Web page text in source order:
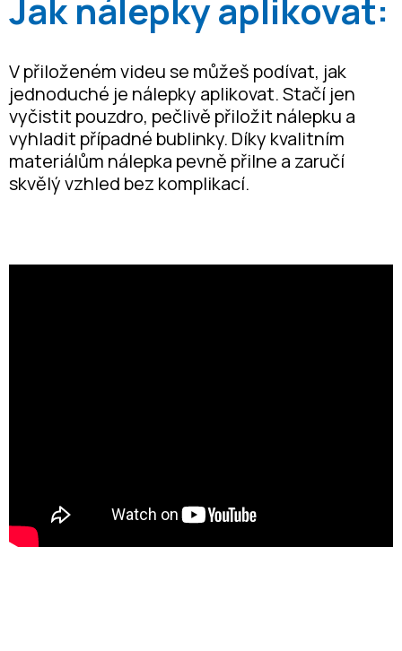
Jak nálepky aplikovat:
V přiloženém videu se můžeš podívat, jak
jednoduché je nálepky aplikovat. Stačí jen
vyčistit pouzdro, pečlivě přiložit nálepku a
vyhladit případné bublinky. Díky kvalitním
materiálům nálepka pevně přilne a zaručí
skvělý vzhled bez komplikací.